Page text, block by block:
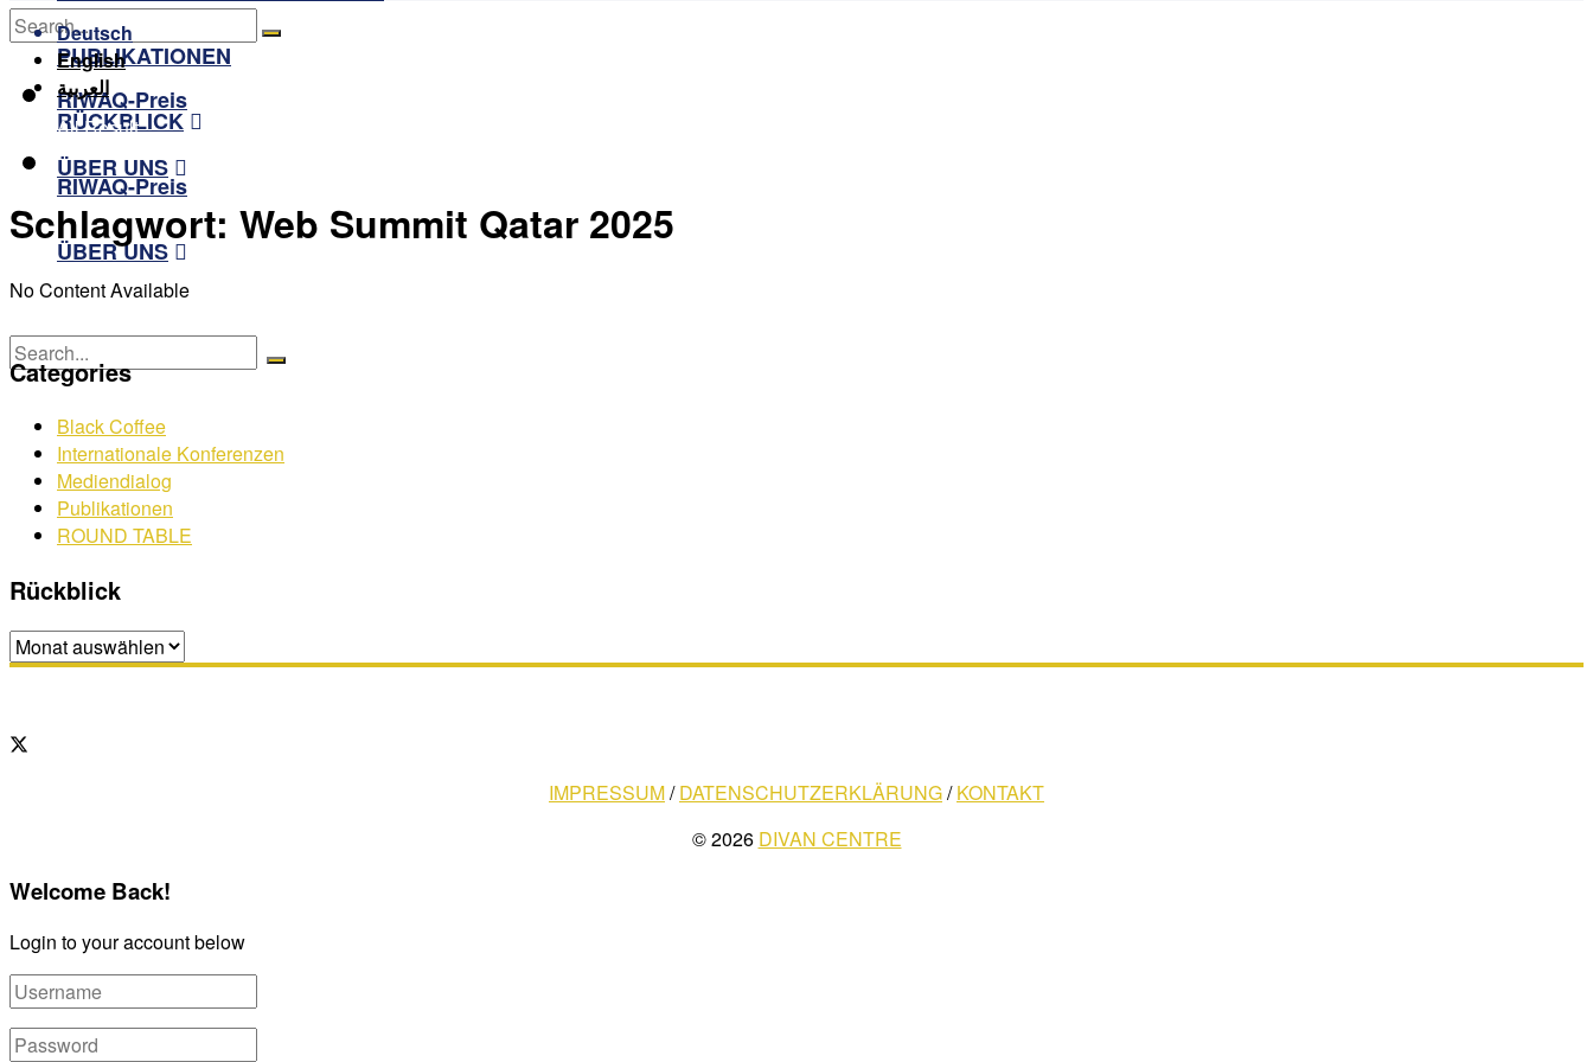
RÜCKBLICK
RIWAQ-Preis
ÜBER UNS
PUBLIKATIONEN
RÜCKBLICK
RIWAQ-Preis
ÜBER UNS
View All Result
No Result
View All Result
Deutsch
English
العربية
Schlagwort: Web Summit Qatar 2025
No Content Available
Categories
Black Coffee
Internationale Konferenzen
Mediendialog
Publikationen
ROUND TABLE
Rückblick
Rückblick
IMPRESSUM/DATENSCHUTZERKLÄRUNG/KONTAKT
© 2026 DIVAN CENTRE
Welcome Back!
Login to your account below